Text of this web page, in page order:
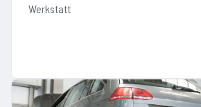
Werkstatt